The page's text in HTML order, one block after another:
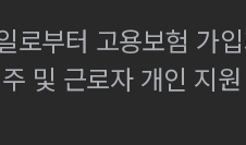
로부터 고용보험 가
및 근로자 개인 지